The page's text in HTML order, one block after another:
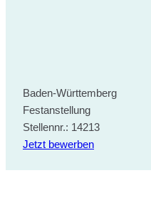
Baden-Württemberg
Festanstellung
Stellennr.: 14213
Jetzt bewerben